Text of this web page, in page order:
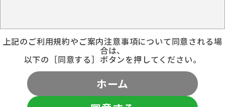
上記のご利用規約やご案内注意事項について同意される場
合は、
以下の［同意する］ボタンを押してください。
ホーム